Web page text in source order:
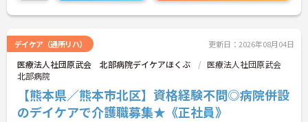
デイケア（通所リハ） 更新日：2026年08月04日
医療法人社団原武会 北部病院デイケアほくぶ
医療法人社団原武会
北部病院
【熊本県／熊本市北区】資格経験不問◎病院併設
のデイケアで介護職募集★《正社員》